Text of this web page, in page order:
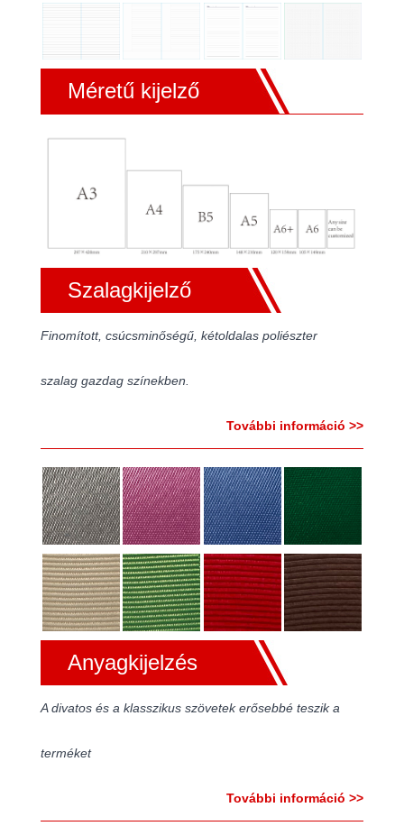
Méretű kijelző
Szalagkijelző
Finomított, csúcsminőségű, kétoldalas poliészter
szalag gazdag színekben.
További információ >>
Anyagkijelzés
A divatos és a klasszikus szövetek erősebbé teszik a
terméket
További információ >>